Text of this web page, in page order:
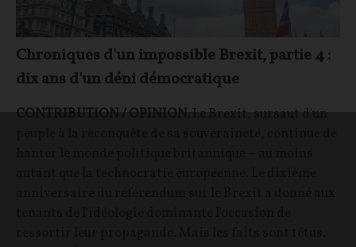
Chroniques d'un impossible Brexit, partie 4 :
dix ans d'un déni démocratique
CONTRIBUTION / OPINION.Le Brexit, sursaut d'un